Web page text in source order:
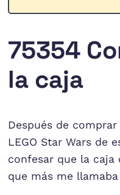
75354
la caja
Después de
LEGO Star Wars de
confesar que la caja
que más me